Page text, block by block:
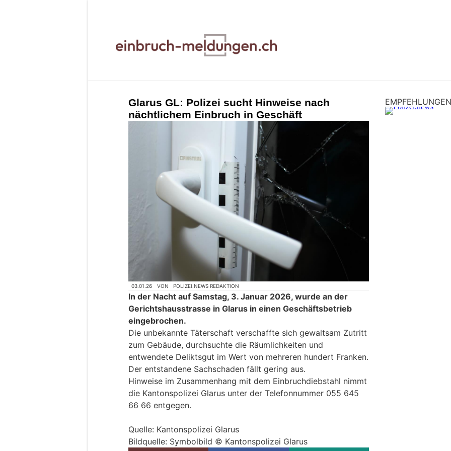
Glarus GL: Polizei sucht Hinweise nach
nächtlichem Einbruch in Geschäft
03.01.26 VON POLIZEI.NEWS REDAKTION
In der Nacht auf Samstag, 3. Januar 2026, wurde an der
Gerichtshausstrasse in Glarus in einen Geschäftsbetrieb
eingebrochen.
Die unbekannte Täterschaft verschaffte sich gewaltsam Zutritt
zum Gebäude, durchsuchte die Räumlichkeiten und
entwendete Deliktsgut im Wert von mehreren hundert Franken.
Der entstandene Sachschaden fällt gering aus.
Hinweise im Zusammenhang mit dem Einbruchdiebstahl nimmt
die Kantonspolizei Glarus unter der Telefonnummer 055 645
66 66 entgegen.
Quelle: Kantonspolizei Glarus
Bildquelle: Symbolbild © Kantonspolizei Glarus
EMPFEHLUNGEN